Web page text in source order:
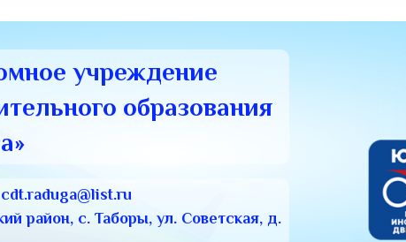
учреждение
образования
cdt.raduga@list.ru
район, с. Таборы, ул. Советская, д.